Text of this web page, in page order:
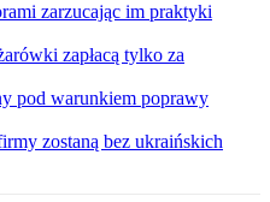
zarzucając im praktyki
zapłacą tylko za
pod warunkiem poprawy
zostaną bez ukraińskich